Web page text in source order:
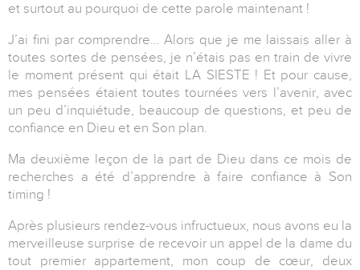
et surtout au pourquoi de cette parole maintenant !
J’ai fini par comprendre… Alors que je me laissais aller à
toutes sortes de pensées, je n’étais pas en train de vivre
le moment présent qui était LA SIESTE ! Et pour cause,
mes pensées étaient toutes tournées vers l’avenir, avec
un peu d’inquiétude, beaucoup de questions, et peu de
confiance en Dieu et en Son plan.
Ma deuxième leçon de la part de Dieu dans ce mois de
recherches a été d’apprendre à faire confiance à Son
timing !
Après plusieurs rendez-vous infructueux, nous avons eu la
merveilleuse surprise de recevoir un appel de la dame du
tout premier appartement, mon coup de cœur, deux